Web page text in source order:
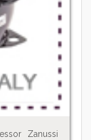
Zanussi